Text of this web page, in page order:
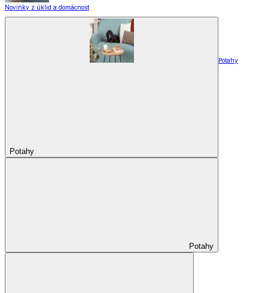
Novinky z úklid a domácnost
Potahy
Potahy
Potahy